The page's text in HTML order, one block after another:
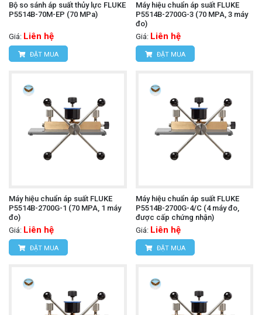
Bộ so sánh áp suất thủy lực FLUKE
P5514B-70M-EP (70 MPa)
Giá: Liên hệ
ĐẶT MUA
Máy hiệu chuẩn áp suất FLUKE
P5514B-2700G-3 (70 MPA, 3 máy
đo)
Giá: Liên hệ
ĐẶT MUA
Máy hiệu chuẩn áp suất FLUKE
P5514B-2700G-1 (70 MPA, 1 máy
đo)
Giá: Liên hệ
ĐẶT MUA
Máy hiệu chuẩn áp suất FLUKE
P5514B-2700G-4/C (4 máy đo,
được cấp chứng nhận)
Giá: Liên hệ
ĐẶT MUA